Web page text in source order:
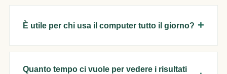
È utile per chi usa il computer tutto il giorno?
Quanto tempo ci vuole per vedere i risultati